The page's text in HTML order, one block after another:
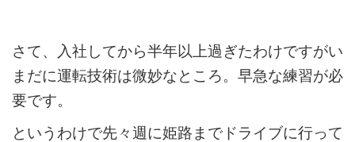
さて、入社してから半年以上過ぎたわけですがい
まだに運転技術は微妙なところ。早急な練習が必
要です。
というわけで先々週に姫路までドライブに行って